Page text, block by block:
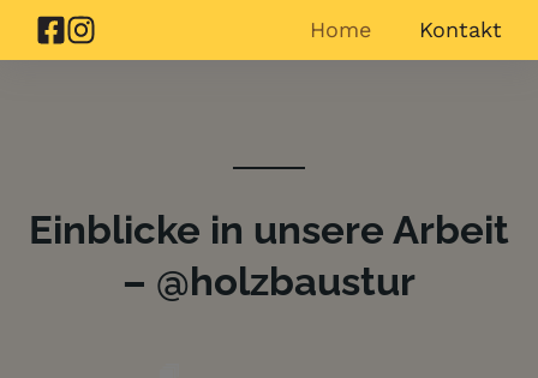
Home Kontakt
Einblicke in unsere Arbeit
– @holzbaustur